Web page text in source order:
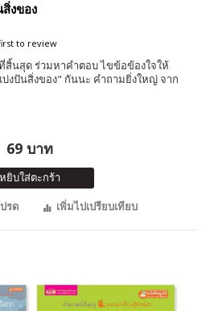
งของ
to review
สิ้นสุด ร่วมหาคำตอบ ไขข้อข้องใจให้
บ่งปันสิ่งของ" กันนะ คำถามยิ่งใหญ่ จาก
69 บาท
หยิบใส่ตะกร้า
รด
เพิ่มไปเปรียบเทียบ